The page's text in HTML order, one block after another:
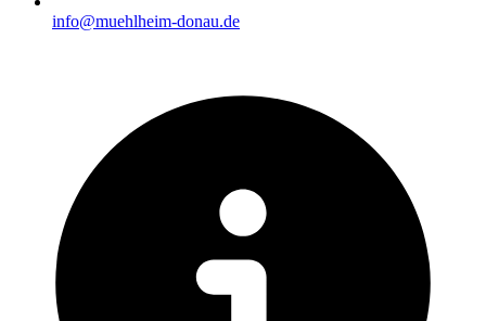
info@muehlheim-donau.de